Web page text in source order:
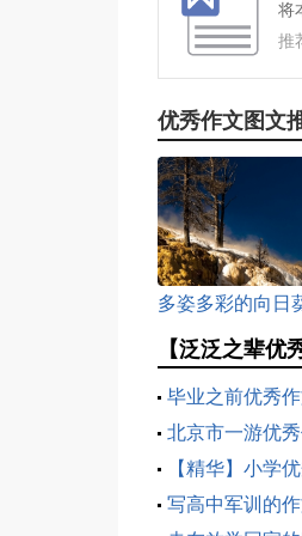
将
推
优秀作文图文
多姿多彩的向日
秀作文
【泛泛之辈优
毕业之前优秀
北京市一游优
【精华】小学
写高中军训的